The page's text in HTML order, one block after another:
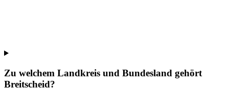
Zu welchem Landkreis und Bundesland gehört
Breitscheid?